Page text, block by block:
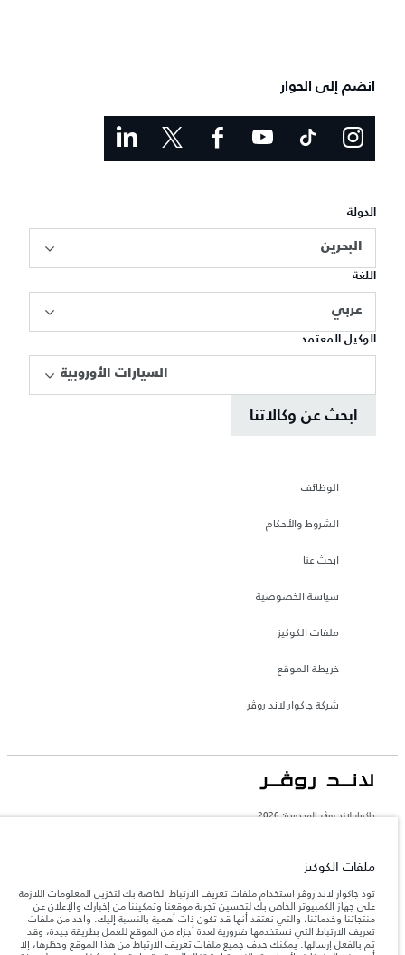
انضم إلى الحوار
الدولة
البحرين
اللغة
عربي
الوكيل المعتمد
السيارات الأوروبية
ابحث عن وكالاتنا
الوظائف
الشروط والأحكام
ابحث عنا
سياسة الخصوصية
ملفات الكوكيز
خريطة الموقع
شركة جاكوار لاند روڤر
جاكوار لاند روڨر المحدودة: 2026
تعكس الأوزان المذكورة مواصفات السيارة القياسية. سوف تؤثر الإكسسوارات وغيرها من
العناصر المثبتة بعد نقطة التصنيع في الحمولة. تأكد من عدم تجاوز الوزن الإجمالي للسيارة
والحمولة.
المعلومات والمواصفات والأسعار والألوان المذكورة على هذا الموقع قد تختلف من بلد إلى
آخر، كما أنّها قد تتغير بدون إشعار مسبق. الرجاء التواصل مع وكيلنا المحلي للتأكد من توفّرها
ملفات الكوكيز
تود جاكوار لاند روڤر استخدام ملفات تعريف الارتباط الخاصة بك لتخزين المعلومات اللازمة
على جهاز الكمبيوتر الخاص بك لتحسين تجربة موقعنا وتمكيننا من إخبارك والإعلان عن
منتجاتنا وخدماتنا، والتي نعتقد أنها قد تكون ذات أهمية بالنسبة إليك. واحد من ملفات
تعريف الارتباط التي نستخدمها ضرورية لعدة أجزاء من الموقع للعمل بطريقة جيدة، وقد
تم بالفعل إرسالها. يمكنك حذف جميع ملفات تعريف الارتباط من هذا الموقع وحظرها، إلا